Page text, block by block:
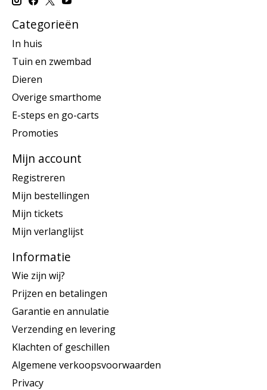
Categorieën
In huis
Tuin en zwembad
Dieren
Overige smarthome
E-steps en go-carts
Promoties
Mijn account
Registreren
Mijn bestellingen
Mijn tickets
Mijn verlanglijst
Informatie
Wie zijn wij?
Prijzen en betalingen
Garantie en annulatie
Verzending en levering
Klachten of geschillen
Algemene verkoopsvoorwaarden
Privacy